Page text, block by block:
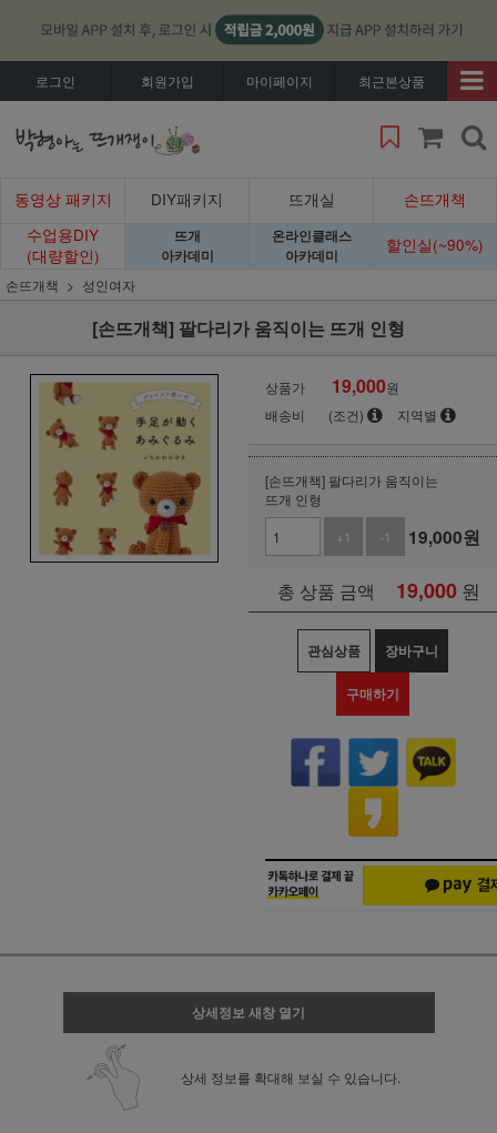
로그인 회원가입 마이페이지 최근본상품
동영상 패키지 DIY패키지 뜨개실
손뜨개책
수업용DIY
(대량할인)
뜨개
아카데미
온라인클래스
아카데미
할인실(~90%)
손뜨개책 성인여자
[손뜨개책] 팔다리가 움직이는 뜨개 인형
상품가 19,000원
배송비
(조건) 지역별
[손뜨개책] 팔다리가 움직이는
뜨개 인형
+1
-1 19,000원
총 상품 금액 19,000 원
관심상품 장바구니
구매하기
상세정보 새창 열기
상세 정보를 확대해 보실 수 있습니다.